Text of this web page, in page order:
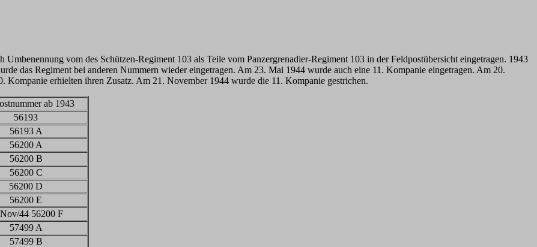
vom des Schützen-Regiment 103 als Teile vom Panzergrenadier-Regiment 103 in der Feldpostübersicht eingetragen. 1943
das Regiment bei anderen Nummern wieder eingetragen. Am 23. Mai 1944 wurde auch eine 11. Kompanie eingetragen. Am 20.
erhielten ihren Zusatz. Am 21. November 1944 wurde die 11. Kompanie gestrichen.
ab 1943
56193
56193 A
56200 A
56200 B
56200 C
56200 D
56200 E
44 56200 F
57499 A
57499 B